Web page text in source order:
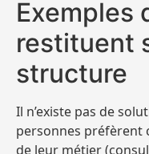
Exemples
restituent
structure
Il n’existe pas de
personnes préfèrent
de leur métier